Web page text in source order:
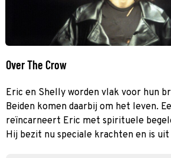
Over The Crow
Eric en Shelly worden vlak voor hun
Beiden komen daarbij om het leven.
reïncarneert Eric met spirituele
Hij bezit nu speciale krachten en is uit